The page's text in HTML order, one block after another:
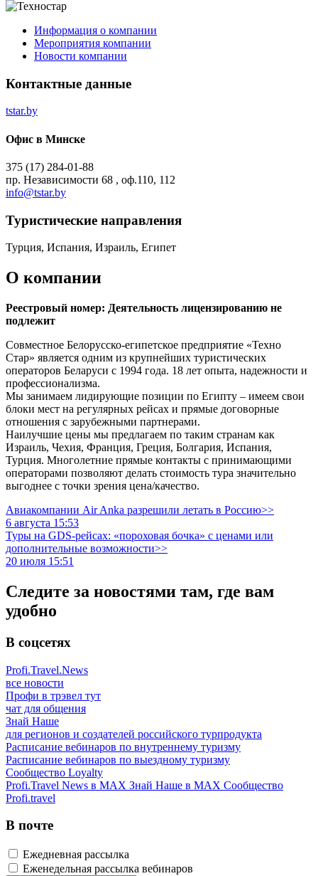
Информация о компании
Мероприятия компании
Новости компании
Контактные данные
tstar.by
Офис в Минске
375 (17) 284-01-88
пр. Независимости 68 , оф.110, 112
info@tstar.by
Туристическиe направления
Турция, Испания, Израиль, Египет
О компании
Реестровый номер: Деятельность лицензированию не
подлежит
Совместное Белорусско-египетское предприятие «Техно
Стар» является одним из крупнейших туристических
операторов Беларуси с 1994 года. 18 лет опыта, надежности и
профессионализма.
Мы занимаем лидирующие позиции по Египту – имеем свои
блоки мест на регулярных рейсах и прямые договорные
отношения с зарубежными партнерами.
Наилучшие цены мы предлагаем по таким странам как
Израиль, Чехия, Франция, Греция, Болгария, Испания,
Турция. Многолетние прямые контакты с принимающими
операторами позволяют делать стоимость тура значительно
выгоднее с точки зрения цена/качество.
Авиакомпании Air Anka разрешили летать в Россию>>
6 августа 15:53
Туры на GDS-рейсах: «пороховая бочка» с ценами или
дополнительные возможности>>
20 июля 15:51
Следите за новостями там, где вам
удобно
В соцсетях
Profi.Travel.News
все новости
Профи в трэвел тут
чат для общения
Знай Наше
для регионов и создателей российского турпродукта
Расписание вебинаров по внутреннему туризму
Расписание вебинаров по выездному туризму
Сообщество Loyalty
Profi.Travel News в MAX Знай Наше в MAX Сообщество
Profi.travel
В почте
Ежедневная рассылка
Еженедельная рассылка вебинаров